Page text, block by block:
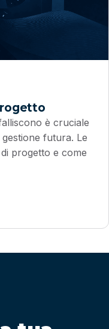
è cruciale
futura. Le
progetto e come